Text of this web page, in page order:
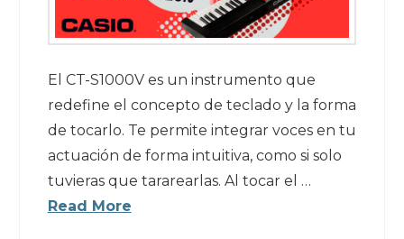
El CT-S1000V es un instrumento que
redefine el concepto de teclado y la forma
de tocarlo. Te permite integrar voces en tu
actuación de forma intuitiva, como si solo
tuvieras que tararearlas. Al tocar el …
Read More